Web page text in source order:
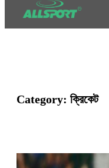
Category: ক্রিকেট